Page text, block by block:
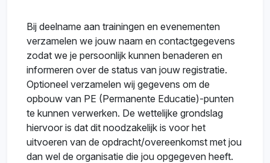
Bij deelname aan trainingen en evenementen
verzamelen we jouw naam en contactgegevens
zodat we je persoonlijk kunnen benaderen en
informeren over de status van jouw registratie.
Optioneel verzamelen wij gegevens om de
opbouw van PE (Permanente Educatie)-punten
te kunnen verwerken. De wettelijke grondslag
hiervoor is dat dit noodzakelijk is voor het
uitvoeren van de opdracht/overeenkomst met jou
dan wel de organisatie die jou opgegeven heeft.